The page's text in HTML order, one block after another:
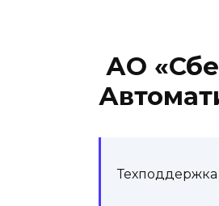
АО
Техподдержка